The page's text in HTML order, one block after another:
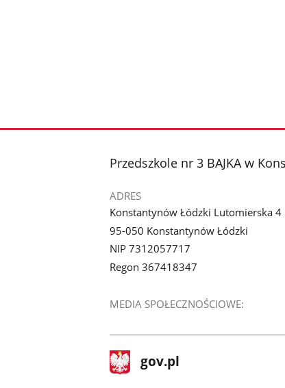
stopka
Przedszkole nr 3 BAJKA w
ADRES
Konstantynów Łódzki Lutomierska 4
95-050 Konstantynów Łódzki
NIP 7312057717
Regon 367418347
MEDIA SPOŁECZNOŚCIOWE:
stopka
gov.pl Strona
gov.pl